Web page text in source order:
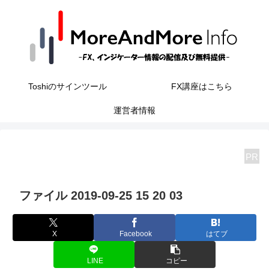
Toshiのサインツール FX講座はこちら
運営者情報
PR
ファイル 2019-09-25 15 20 03
X Facebook はてブ
LINE コピー